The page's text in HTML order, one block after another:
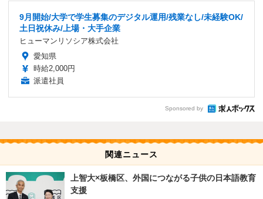
9月開始/大学で学生募集のデジタル運用/残業なし/未経験OK/
土日祝休み/上場・大手企業
ヒューマンリソシア株式会社
愛知県
時給2,000円
派遣社員
Sponsored by
関連ニュース
上智大×板橋区、外国につながる子供の日本語教育
支援